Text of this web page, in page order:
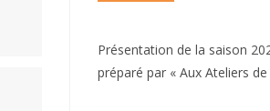
Présentation de la saison
préparé par « Aux Ateliers